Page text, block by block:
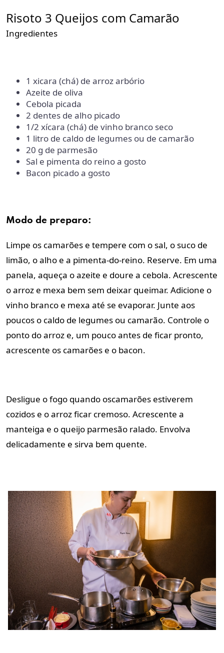
Risoto 3 Queijos com Camarão
Ingredientes
1 xicara (chá) de arroz arbório
Azeite de oliva
Cebola picada
2 dentes de alho picado
1/2 xícara (chá) de vinho branco seco
1 litro de caldo de legumes ou de camarão
20 g de parmesão
Sal e pimenta do reino a gosto
Bacon picado a gosto
Modo de preparo:
Limpe os camarões e tempere com o sal, osuco de
limão, o alho e a pimenta-do-reino. Reserve. Em uma
panela, aqueça o azeite e doure a cebola. Acrescente
o arroz e mexa bem sem deixar queimar. Adicione o
vinho branco e mexa até se evaporar. Junte aos
poucos o caldo de legumes ou camarão. Controle o
ponto do arroz e, um pouco antes de ficar pronto,
acrescente os camarões e o bacon.
Desligue o fogo quando oscamarões estiverem
cozidos e o arroz ficar cremoso. Acrescente a
manteiga e o queijo parmesão ralado. Envolva
delicadamente e sirva bem quente.